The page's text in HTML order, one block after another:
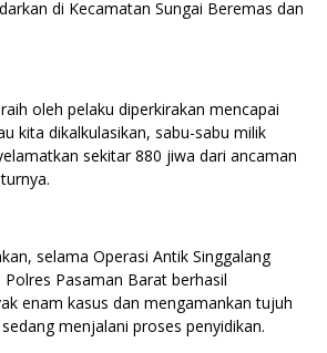
di Kecamatan Sungai Beremas dan
oleh pelaku diperkirakan mencapai
kita dikalkulasikan, sabu-sabu milik
sekitar 880 jiwa dari ancaman
selama Operasi Antik Singgalang
Pasaman Barat berhasil
enam kasus dan mengamankan tujuh
menjalani proses penyidikan.